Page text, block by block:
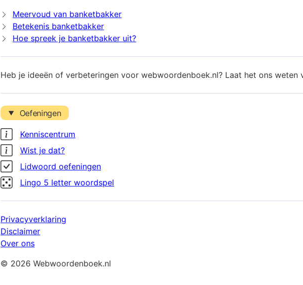
Meervoud van banketbakker
Betekenis banketbakker
Hoe spreek je banketbakker uit?
Heb je ideeën of verbeteringen voor webwoordenboek.nl? Laat het ons weten
Oefeningen
Kenniscentrum
Wist je dat?
Lidwoord oefeningen
Lingo 5 letter woordspel
Privacyverklaring
Disclaimer
Over ons
© 2026 Webwoordenboek.nl